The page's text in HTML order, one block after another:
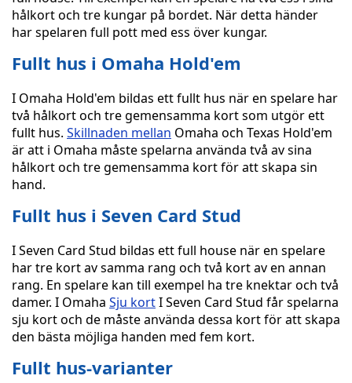
hålkort och tre kungar på bordet. När detta händer
har spelaren full pott med ess över kungar.
Fullt hus i Omaha Hold'em
I Omaha Hold'em bildas ett fullt hus när en spelare har
två hålkort och tre gemensamma kort som utgör ett
fullt hus. Skillnaden mellan Omaha och Texas Hold'em
är att i Omaha måste spelarna använda två av sina
hålkort och tre gemensamma kort för att skapa sin
hand.
Fullt hus i Seven Card Stud
I Seven Card Stud bildas ett full house när en spelare
har tre kort av samma rang och två kort av en annan
rang. En spelare kan till exempel ha tre knektar och två
damer. I Omaha Sju kortI Seven Card Stud får spelarna
sju kort och de måste använda dessa kort för att skapa
den bästa möjliga handen med fem kort.
Fullt hus-varianter